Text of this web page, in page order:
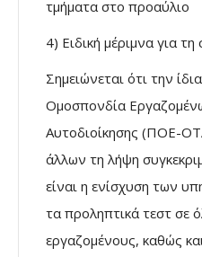
τμήματα στο προαύλιο
4) Ειδική μέριμνα για τη
Σημειώνεται ότι την
Ομοσπονδία
Αυτοδιοίκησης (ΠΟΕ-
άλλων τη λήψη
είναι η ενίσχυση των
τα προληπτικά τεστ σε
εργαζομένους, καθώς